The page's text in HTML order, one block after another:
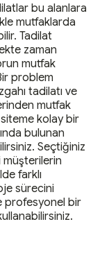
bu alanlara
mutfaklarda
Tadilat
zaman
mutfak
problem
tadilatı ve
mutfak
kolay bir
bulunan
Seçtiğiniz
müşterilerin
farklı
sürecini
profesyonel bir